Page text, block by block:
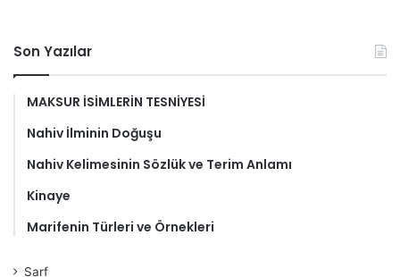
Son Yazılar
MAKSUR İSİMLERİN TESNİYESİ
Nahiv İlminin Doğuşu
Nahiv Kelimesinin Sözlük ve Terim Anlamı
Kinaye
Marifenin Türleri ve Örnekleri
Sarf